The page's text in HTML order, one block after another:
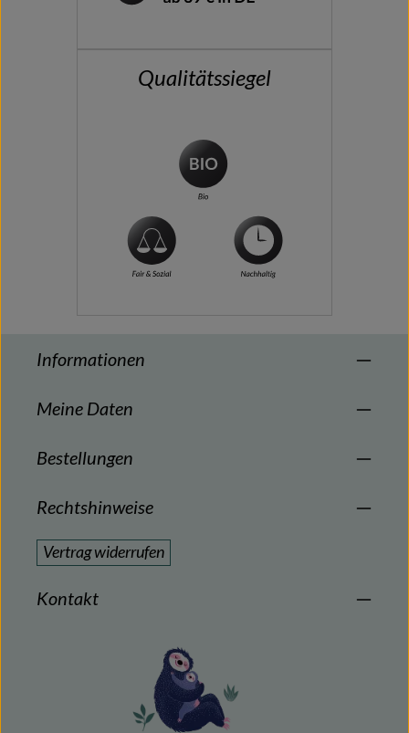
Qualitätssiegel
Informationen
Meine Daten
Bestellungen
Rechtshinweise
Vertrag widerrufen
Kontakt